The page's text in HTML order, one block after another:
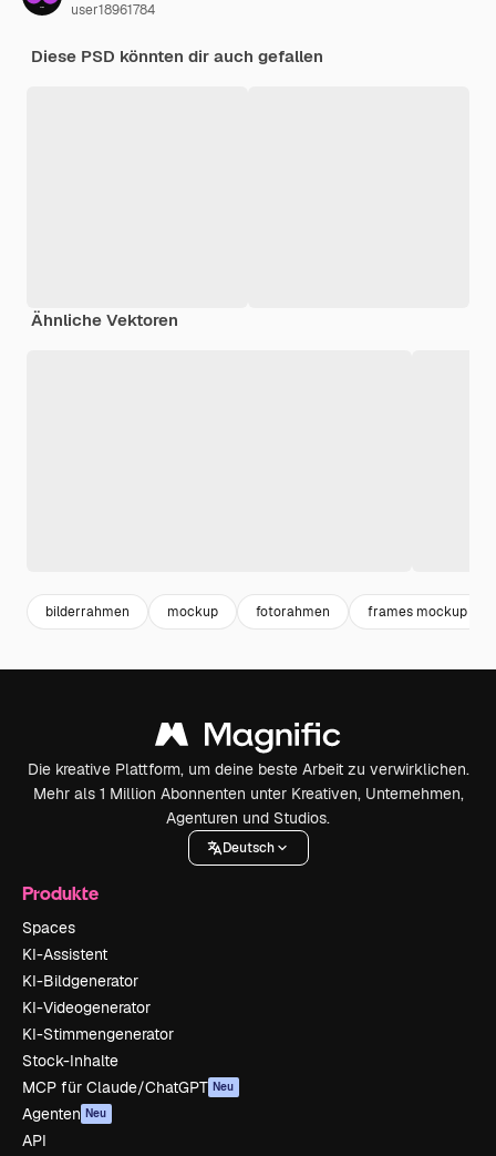
user18961784
Diese PSD könnten dir auch gefallen
Ähnliche Vektoren
bilderrahmen mockup fotorahmen frames mockup
Die kreative Plattform, um deine beste Arbeit zu verwirklichen.
Mehr als 1 Million Abonnenten unter Kreativen, Unternehmen,
Agenturen und Studios.
Deutsch
Produkte
Spaces
KI-Assistent
KI-Bildgenerator
KI-Videogenerator
KI-Stimmengenerator
Stock-Inhalte
MCP für Claude/ChatGPT Neu
Agenten Neu
API